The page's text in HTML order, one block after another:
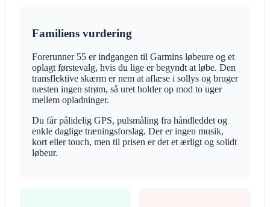
Familiens vurdering
Forerunner 55 er indgangen til Garmins løbeure og et
oplagt førstevalg, hvis du lige er begyndt at løbe. Den
transflektive skærm er nem at aflæse i sollys og bruger
næsten ingen strøm, så uret holder op mod to uger
mellem opladninger.
Du får pålidelig GPS, pulsmåling fra håndleddet og
enkle daglige træningsforslag. Der er ingen musik,
kort eller touch, men til prisen er det et ærligt og solidt
løbeur.